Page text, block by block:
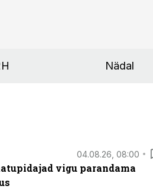
Nädal
04.08.26, 08:00
vigu parandama